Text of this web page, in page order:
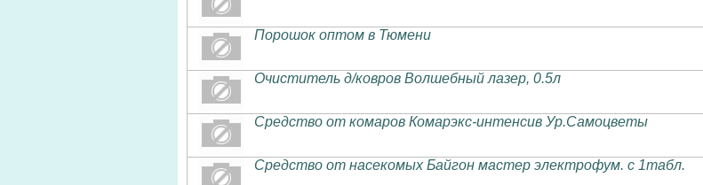
Порошок оптом в Тюмени
Очиститель д/ковров Волшебный лазер, 0.5л
Средство от комаров Комарэкс-интенсив Ур.Самоцветы
Средство от насекомых Байгон мастер электрофум. с 1табл.